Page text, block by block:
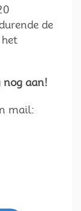
de
nog aan!
mail: